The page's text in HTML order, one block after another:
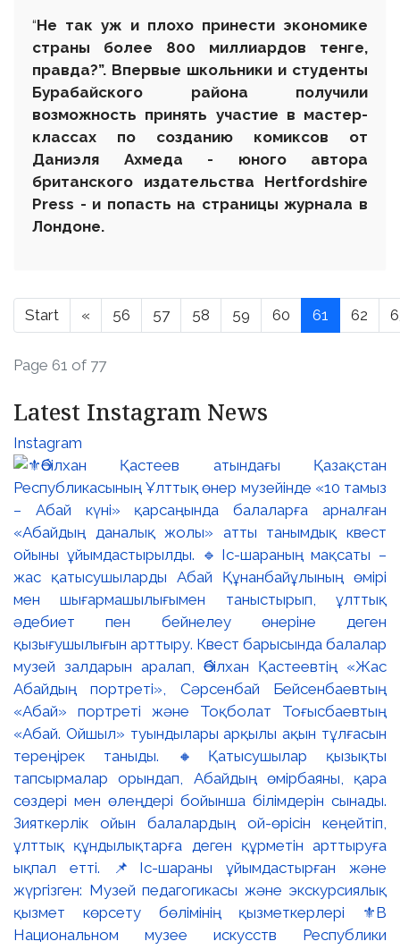
“Не так уж и плохо принести экономике
страны более 800 миллиардов тенге,
правда?”. Впервые школьники и студенты
Бурабайского района получили
возможность принять участие в мастер-
классах по созданию комиксов от
Даниэля Ахмеда - юного автора
британского издательства Hertfordshire
Press - и попасть на страницы журнала в
Лондоне.
Start « 56 57 58 59 60 61 62
Page 61 of 77
Latest Instagram News
Instagram